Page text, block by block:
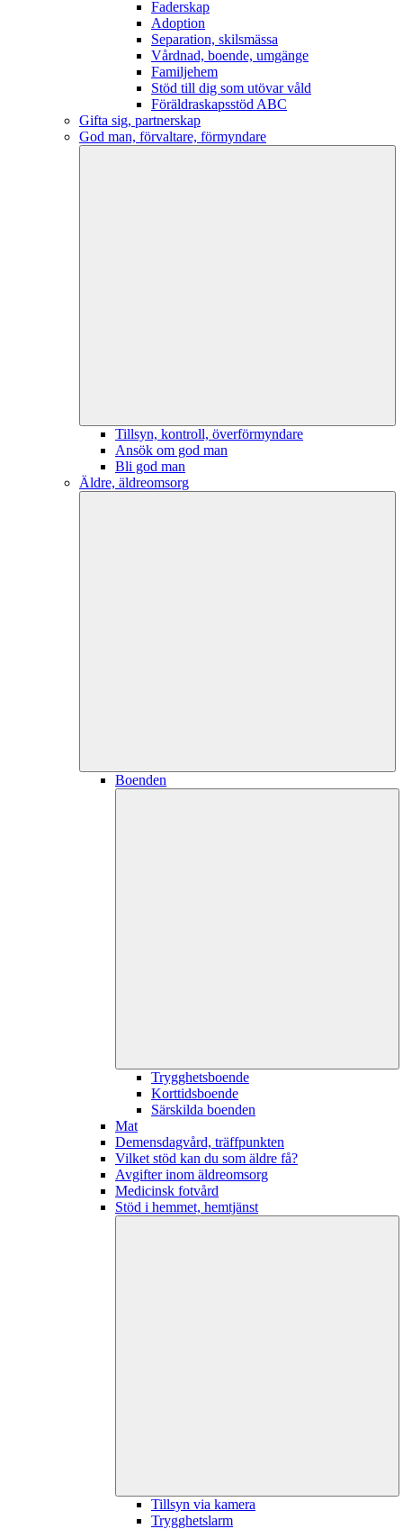
Faderskap
Adoption
Separation, skilsmässa
Vårdnad, boende, umgänge
Familjehem
Stöd till dig som utövar våld
Föräldraskapsstöd ABC
Gifta sig, partnerskap
God man, förvaltare, förmyndare
Tillsyn, kontroll, överförmyndare
Ansök om god man
Bli god man
Äldre, äldreomsorg
Boenden
Trygghetsboende
Korttidsboende
Särskilda boenden
Mat
Demensdagvård, träffpunkten
Vilket stöd kan du som äldre få?
Avgifter inom äldreomsorg
Medicinsk fotvård
Stöd i hemmet, hemtjänst
Tillsyn via kamera
Trygghetslarm